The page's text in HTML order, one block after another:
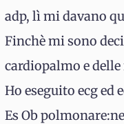
adp, lì mi davano
Finchè mi sono
cardiopalmo e
Ho eseguito ecg ed
Es Ob